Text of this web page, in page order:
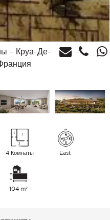
- Круа-Де-
4 Комнаты East
104 m²